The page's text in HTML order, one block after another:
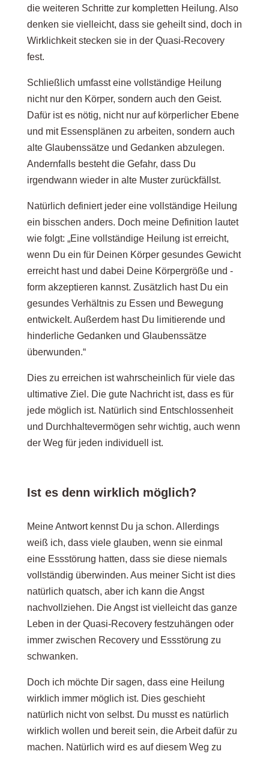
die weiteren Schritte zur kompletten Heilung. Also
denken sie vielleicht, dass sie geheilt sind, doch in
Wirklichkeit stecken sie in der Quasi-Recovery
fest.
Schließlich umfasst eine vollständige Heilung
nicht nur den Körper, sondern auch den Geist.
Dafür ist es nötig, nicht nur auf körperlicher Ebene
und mit Essensplänen zu arbeiten, sondern auch
alte Glaubenssätze und Gedanken abzulegen.
Andernfalls besteht die Gefahr, dass Du
irgendwann wieder in alte Muster zurückfällst.
Natürlich definiert jeder eine vollständige Heilung
ein bisschen anders. Doch meine Definition lautet
wie folgt: „Eine vollständige Heilung ist erreicht,
wenn Du ein für Deinen Körper gesundes Gewicht
erreicht hast und dabei Deine Körpergröße und -
form akzeptieren kannst. Zusätzlich hast Du ein
gesundes Verhältnis zu Essen und Bewegung
entwickelt. Außerdem hast Du limitierende und
hinderliche Gedanken und Glaubenssätze
überwunden.“
Dies zu erreichen ist wahrscheinlich für viele das
ultimative Ziel. Die gute Nachricht ist, dass es für
jede möglich ist. Natürlich sind Entschlossenheit
und Durchhaltevermögen sehr wichtig, auch wenn
der Weg für jeden individuell ist.
Ist es denn wirklich möglich?
Meine Antwort kennst Du ja schon. Allerdings
weiß ich, dass viele glauben, wenn sie einmal
eine Essstörung hatten, dass sie diese niemals
vollständig überwinden. Aus meiner Sicht ist dies
natürlich quatsch, aber ich kann die Angst
nachvollziehen. Die Angst ist vielleicht das ganze
Leben in der Quasi-Recovery festzuhängen oder
immer zwischen Recovery und Essstörung zu
schwanken.
Doch ich möchte Dir sagen, dass eine Heilung
wirklich immer möglich ist. Dies geschieht
natürlich nicht von selbst. Du musst es natürlich
wirklich wollen und bereit sein, die Arbeit dafür zu
machen. Natürlich wird es auf diesem Weg zu